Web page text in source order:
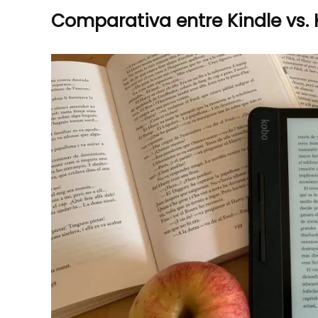
Comparativa entre Kindle vs.